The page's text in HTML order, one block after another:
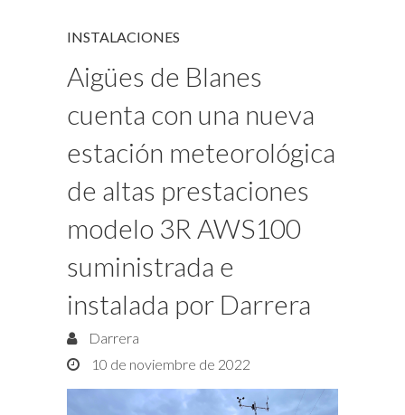
INSTALACIONES
Aigües de Blanes
cuenta con una nueva
estación meteorológica
de altas prestaciones
modelo 3R AWS100
suministrada e
instalada por Darrera
Darrera
10 de noviembre de 2022